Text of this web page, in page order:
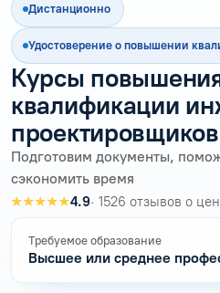
Дистанционно
Удостоверение о повышении
Курсы
квалификации
Подготовим документы,
сэкономить время
★★★★★4.9· 1526 отзывов о
Требуемое образование
Высшее или среднее